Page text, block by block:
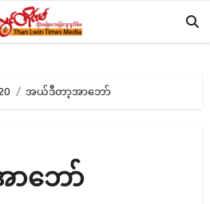
အယ်ဒီတာ့အာဘော်
ဘော်